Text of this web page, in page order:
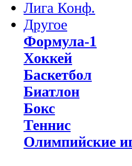
Лига Конф.
Другое
Формула-1
Хоккей
Баскетбол
Биатлон
Бокс
Теннис
Олимпийские